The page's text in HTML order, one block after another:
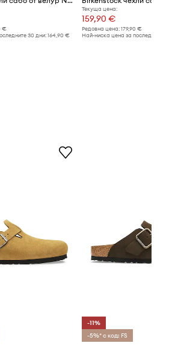
€
30 дни:164,90 €
Текуща цена:
159,90 €
Редовна цена: 179,90 €
Най-ниска цена за последните 30
-11%
-5%* с код: FS